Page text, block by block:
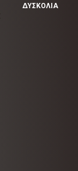
ΔΥΣΚΟΛΙΑ